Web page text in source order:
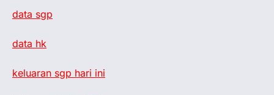
data sgp
data hk
keluaran sgp hari ini